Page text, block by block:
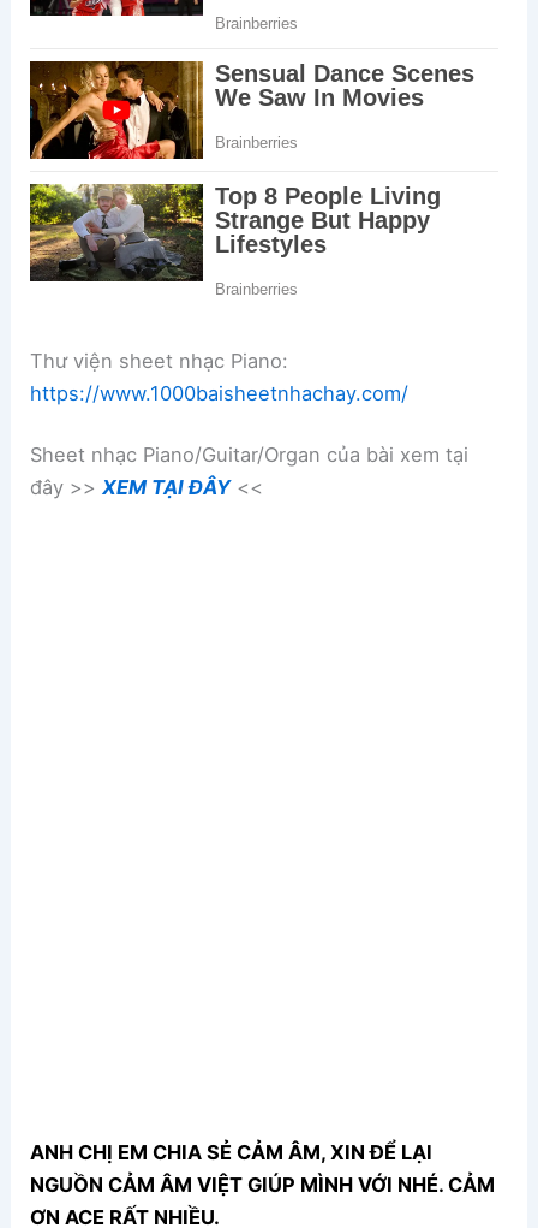
Thư viện sheet nhạc Piano:
https://www.1000baisheetnhachay.com/
Sheet nhạc Piano/Guitar/Organ của bài xem tại
đây >>XEM TẠI ĐÂY<<
ANH CHỊ EM CHIA SẺ CẢM ÂM, XIN ĐỂ LẠI
NGUỒN CẢM ÂM VIỆT GIÚP MÌNH VỚI NHÉ. CẢM
ƠN ACE RẤT NHIỀU.